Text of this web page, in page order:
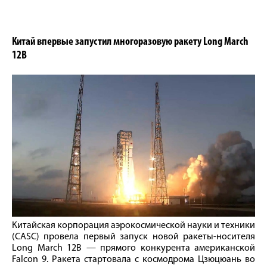
Китай впервые запустил многоразовую ракету Long March
12B
Китайская корпорация аэрокосмической науки и техники
(CASC) провела первый запуск новой ракеты-носителя
Long March 12B — прямого конкурента американской
Falcon 9. Ракета стартовала с космодрома Цзюцюань во